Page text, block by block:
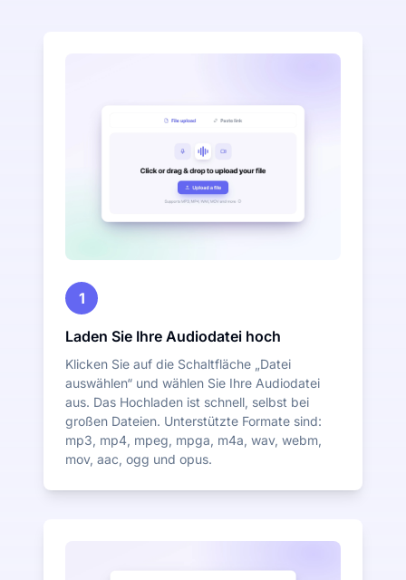
1
Laden Sie Ihre Audiodatei hoch
Klicken Sie auf die Schaltfläche „Datei
auswählen“ und wählen Sie Ihre Audiodatei
aus. Das Hochladen ist schnell, selbst bei
großen Dateien. Unterstützte Formate sind:
mp3, mp4, mpeg, mpga, m4a, wav, webm,
mov, aac, ogg und opus.